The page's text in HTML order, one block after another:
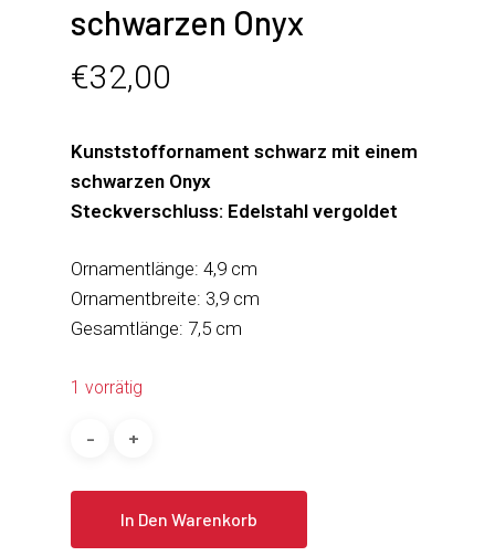
schwarzen Onyx
€32,00
Kunststoffornament schwarz mit einem
schwarzen Onyx
Steckverschluss: Edelstahl vergoldet
Ornamentlänge: 4,9 cm
Ornamentbreite: 3,9 cm
Gesamtlänge: 7,5 cm
1 vorrätig
In Den Warenkorb